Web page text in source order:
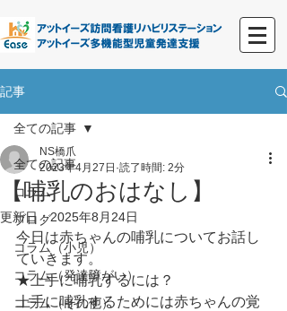
記事
全ての記事
コラム
ブログ
コラム（小児）
コラム（発達障がい）
コラム（その他）
全ての記事
【哺乳のおはなし】
NS橋爪
2023年4月27日 読了時間: 2分
更新日：2025年8月24日
今日は赤ちゃんの哺乳についてお話し
ていきます。
★上手に哺乳するには？
上手に哺乳するためには赤ちゃんの覚